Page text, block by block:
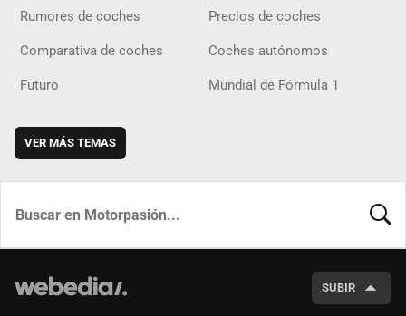
Rumores de coches Precios de coches
Comparativa de coches Coches autónomos
Futuro Mundial de Fórmula 1
VER MÁS TEMAS
SUBIR